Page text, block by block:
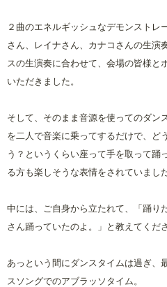
２曲のエネルギッシュなデモンストレ
さん、レイナさん、カナコさんの生演
スの生演奏に合わせて、会場の皆様と
いただきました。
そして、そのまま音源を使ってのダン
を二人で音楽に乗ってするだけで、ど
う？というくらい座って手を取って踊
る方も楽しそうな表情をされていました
中には、ご自身から立たれて、「踊り
さん踊っていたのよ。」と教えてくだ
あっという間にダンスタイムは過ぎ、
スソングでのアブラッソタイム。